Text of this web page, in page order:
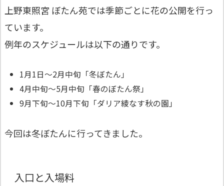
上野東照宮 ぼたん苑では季節ごとに花の公開を行っ
ています。
例年のスケジュールは以下の通りです。
1月1日～2月中旬「冬ぼたん」
4月中旬～5月中旬「春のぼたん祭」
9月下旬～10月下旬「ダリア綾なす秋の園」
今回は冬ぼたんに行ってきました。
入口と入場料